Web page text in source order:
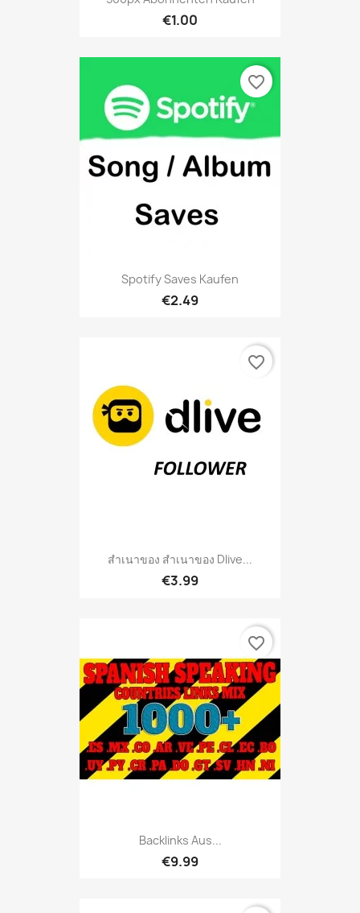
€1.00
Spotify Saves Kaufen
€2.49
favorite_border
สำเนาของ สำเนาของ Dlive...
€3.99
favorite_border
Backlinks Aus...
€9.99
favorite_border